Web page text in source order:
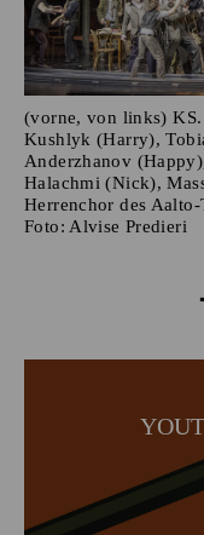
(vorne, von links)
Kushlyk (Harry),
Anderzhanov
Halachmi (Nick),
Herrenchor des Aalto-
Foto: Alvise Predieri